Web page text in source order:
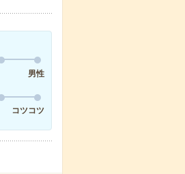
男性
コツコツ